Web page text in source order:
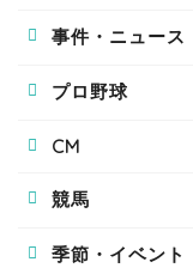
事件・ニュース
プロ野球
CM
競馬
季節・イベント